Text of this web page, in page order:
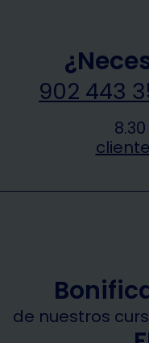
902 443
de nuestros